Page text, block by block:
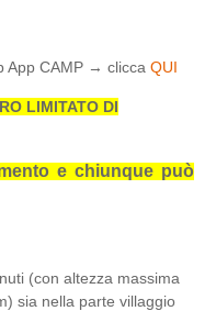
App CAMP → clicca QUI
LIMITATO DI
e chiunque può
(con altezza massima
sia nella parte villaggio